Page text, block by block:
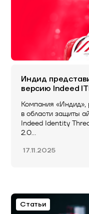
Индид
версию Indeed
Компания «Индид»,
в области защиты
Indeed Identity
2.0…
17.11.2025
Статьи